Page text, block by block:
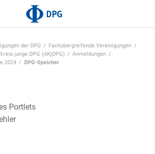
der DPG
Fachübergreifende Vereinigungen
junge DPG (AKjDPG)
Anmeldungen
2024
DPG-Speicher
Portlets